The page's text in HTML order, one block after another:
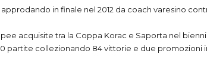
in finale nel 2012 da coach varesino
acquisite tra la Coppa Korac e Saporta nel
partite collezionando 84 vittorie e due promozioni